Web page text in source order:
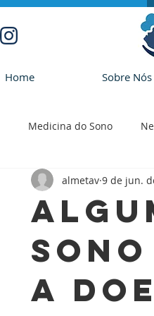
Home Sobre Nós
Medicina do Sono
a
almetav 9 de jun.